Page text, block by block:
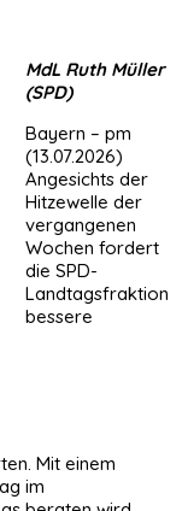
MdL Ruth Müller
(SPD)
Bayern – pm
(13.07.2026)
Angesichts der
Hitzewelle der
vergangenen
Wochen fordert
die SPD-
Landtagsfraktion
bessere
Mit einem
im